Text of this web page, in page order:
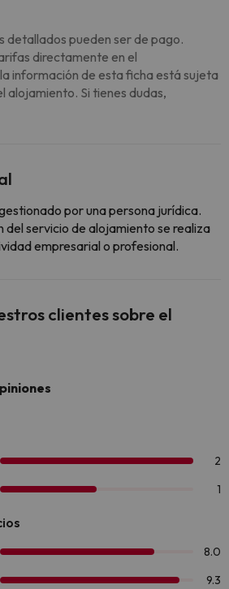
detallados pueden ser de pago.
directamente en el
información de esta ficha está sujeta
alojamiento. Si tienes dudas,
por una persona jurídica.
del servicio de alojamiento se realiza
empresarial o profesional.
clientes sobre el